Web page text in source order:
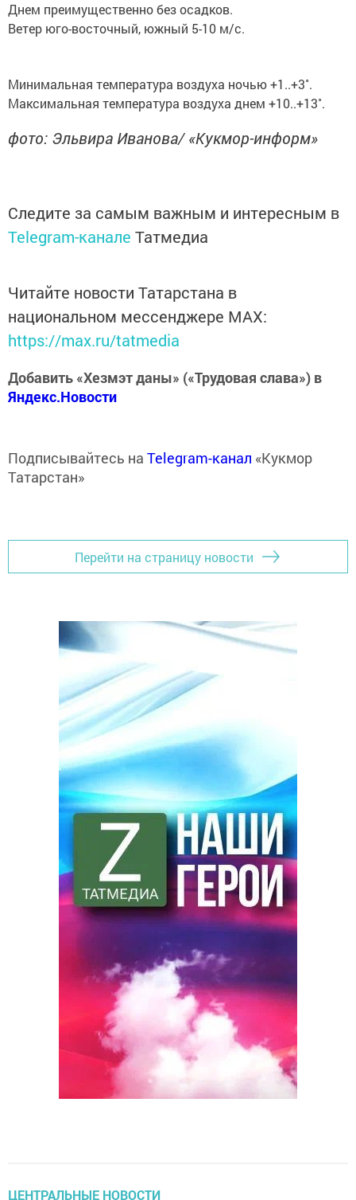
Днем преимущественно без осадков.
Ветер юго-восточный, южный 5-10 м/с.
Минимальная температура воздуха ночью +1..+3˚.
Максимальная температура воздуха днем +10..+13˚.
фото: Эльвира Иванова/ «Кукмор-информ»
Следите за самым важным и интересным в
Telegram-канале Татмедиа
Читайте новости Татарстана в
национальном мессенджере MАХ:
https://max.ru/tatmedia
Добавить «Хезмэт даны» («Трудовая слава») в
Яндекс.Новости
Подписывайтесь на Telegram-канал «Кукмор
Татарстан»
Перейти на страницу новости
ЦЕНТРАЛЬНЫЕ НОВОСТИ